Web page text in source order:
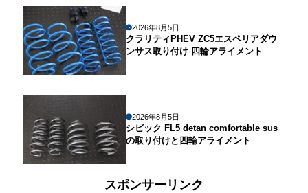
2026年8月5日
クラリティPHEV ZC5エスペリアダウ
ンサス取り付け 四輪アライメント
2026年8月5日
シビック FL5 detan comfortable sus
の取り付けと四輪アライメント
スポンサーリンク